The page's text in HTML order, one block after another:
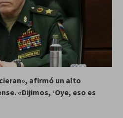
afirmó un alto
«Dijimos, ‘Oye, eso es